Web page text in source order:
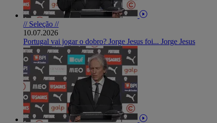
// Seleção //
10.07.2026
Portugal vai jogar o dobro? Jorge Jesus foi... Jorge Jesus